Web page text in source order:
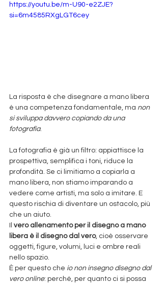
https://youtu.be/m-U90-e2ZJE?
si=6m4585RXgLGT6cey
La risposta è che disegnare a mano libera
è una competenza fondamentale, ma non
si sviluppa davvero copiando da una
fotografia.
La fotografia è già un filtro: appiattisce la
prospettiva, semplifica i toni, riduce la
profondità. Se ci limitiamo a copiarla a
mano libera, non stiamo imparando a
vedere come artisti, ma solo a imitare. E
questo rischia di diventare un ostacolo, più
che un aiuto.
Il vero allenamento per il disegno a mano
libera è il disegno dal vero, cioè osservare
oggetti, figure, volumi, luci e ombre reali
nello spazio.
È per questo che io non insegno disegno dal
vero online: perché, per quanto ci si possa